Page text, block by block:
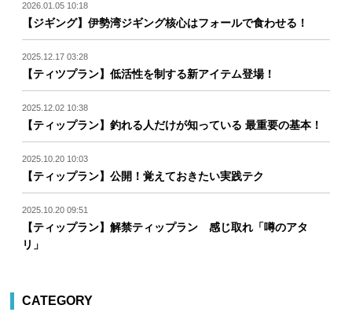
2026.01.05 10:18
【ジギング】伊勢湾ジギング核心はフォールで食わせる！
2025.12.17 03:28
【ティツプラン】低活性を制する新アイテム登場！
2025.12.02 10:38
【ティップラン】釣れる人だけが知っている 最重要の基本！
2025.10.20 10:03
【ティップラン】公開！覚えておきたい実践テク
2025.10.20 09:51
【ティップラン】解禁ティップラン 感じ取れ「噂のアタ
リ」
CATEGORY